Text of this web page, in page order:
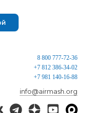
8 800 777-72-36
+7 812 386-34-02
+7 981 140-16-88
info@airmash.org